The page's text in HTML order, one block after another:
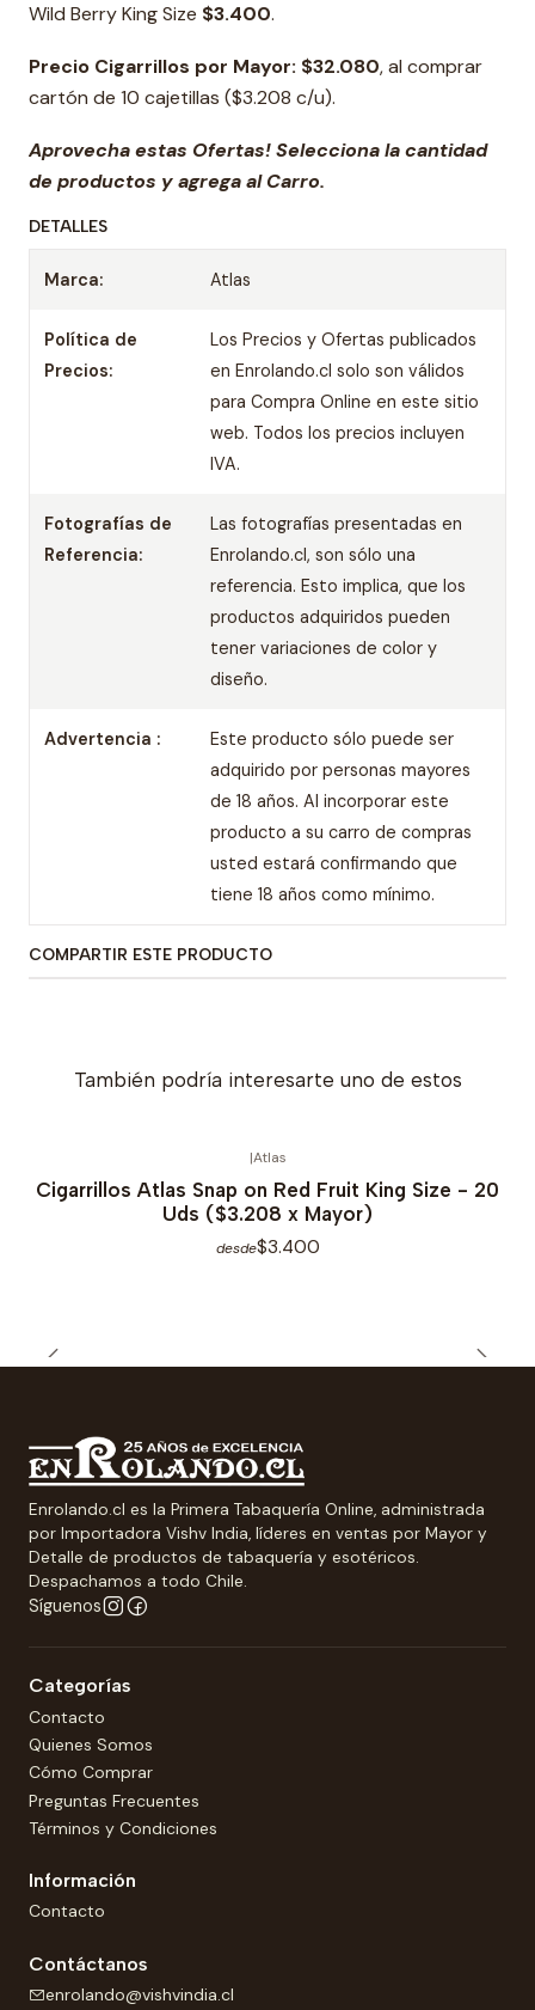
Wild Berry King Size $3.400.
Precio Cigarrillos por Mayor: $32.080, al comprar
cartón de 10 cajetillas ($3.208 c/u).
Aprovecha estas Ofertas! Selecciona la cantidad
de productos y agrega al Carro.
DETALLES
Marca: Atlas
Política de
Precios:
Los Precios y Ofertas publicados
en Enrolando.cl solo son válidos
para Compra Online en este sitio
web. Todos los precios incluyen
IVA.
Fotografías de
Referencia:
Las fotografías presentadas en
Enrolando.cl, son sólo una
referencia. Esto implica, que los
productos adquiridos pueden
tener variaciones de color y
diseño.
Advertencia :
Este producto sólo puede ser
adquirido por personas mayores
de 18 años. Al incorporar este
producto a su carro de compras
usted estará confirmando que
tiene 18 años como mínimo.
COMPARTIR ESTE PRODUCTO
También podría interesarte uno de estos
|Atlas
Cigarrillos Atlas Snap on Red Fruit King Size - 20
Uds ($3.208 x Mayor)
desde$3.400
Enrolando.cl es la Primera Tabaquería Online, administrada
por Importadora Vishv India, líderes en ventas por Mayor y
Detalle de productos de tabaquería y esotéricos.
Despachamos a todo Chile.
Síguenos
Categorías
Contacto
Quienes Somos
Cómo Comprar
Preguntas Frecuentes
Términos y Condiciones
Información
Contacto
Contáctanos
enrolando@vishvindia.cl